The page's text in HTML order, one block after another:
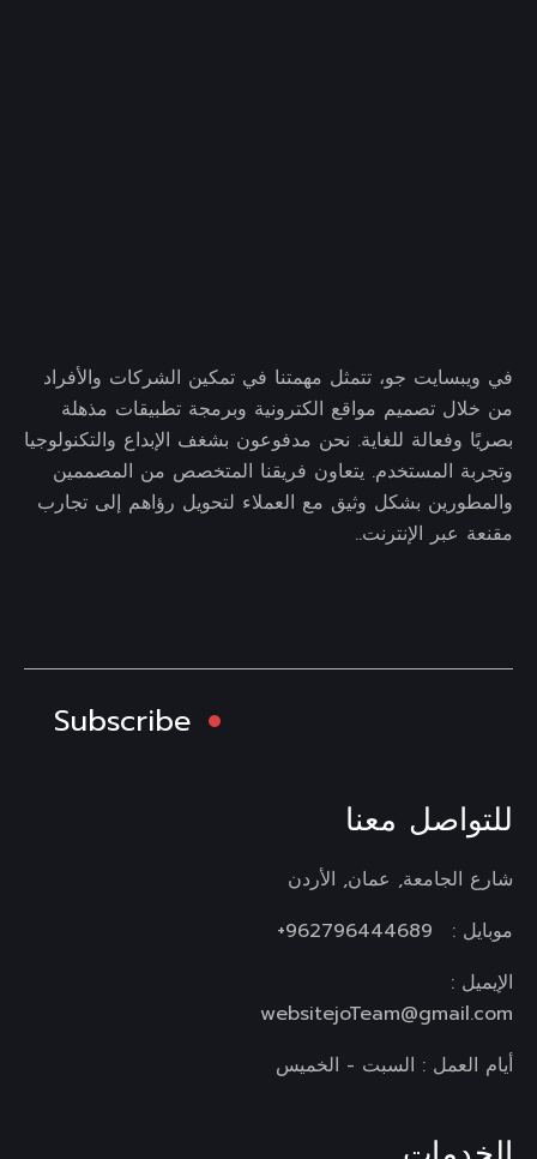
في ويبسايت جو، تتمثل مهمتنا في تمكين الشركات والأفراد
من خلال تصميم مواقع الكترونية وبرمجة تطبيقات مذهلة
بصريًا وفعالة للغاية. نحن مدفوعون بشغف الإبداع والتكنولوجيا
وتجربة المستخدم. يتعاون فريقنا المتخصص من المصممين
والمطورين بشكل وثيق مع العملاء لتحويل رؤاهم إلى تجارب
مقنعة عبر الإنترنت..
Subscribe
للتواصل معنا
شارع الجامعة, عمان, الأردن
موبايل :
962796444689+
الإيميل :
websitejoTeam@gmail.com
أيام العمل : السبت - الخميس